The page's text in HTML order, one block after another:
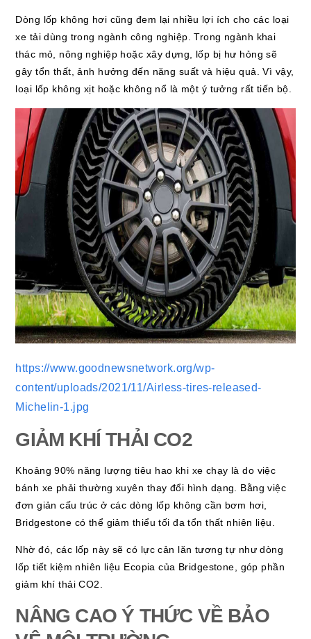
Dòng lốp không hơi cũng đem lại nhiều lợi ích cho các loại
xe tải dùng trong ngành công nghiệp. Trong ngành khai
thác mỏ, nông nghiệp hoặc xây dựng, lốp bị hư hỏng sẽ
gây tổn thất, ảnh hưởng đến năng suất và hiệu quả. Vì vậy,
loại lốp không xịt hoặc không nổ là một ý tưởng rất tiến bộ.
https://www.goodnewsnetwork.org/wp-
content/uploads/2021/11/Airless-tires-released-
Michelin-1.jpg
GIẢM KHÍ THẢI CO2
Khoảng 90% năng lượng tiêu hao khi xe chạy là do việc
bánh xe phải thường xuyên thay đổi hình dạng. Bằng việc
đơn giản cấu trúc ở các dòng lốp không cần bơm hơi,
Bridgestone có thể giảm thiểu tối đa tổn thất nhiên liệu.
Nhờ đó, các lốp này sẽ có lực cản lăn tương tự như dòng
lốp tiết kiệm nhiên liệu Ecopia của Bridgestone, góp phần
giảm khí thải CO2.
NÂNG CAO Ý THỨC VỀ BẢO